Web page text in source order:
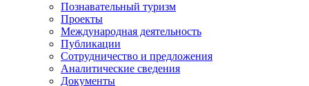
Познавательный туризм
Проекты
Международная деятельность
Публикации
Сотрудничество и предложения
Аналитические сведения
Документы